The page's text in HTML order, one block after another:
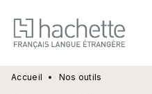
MENU
PIED DE PAGE
Accueil • Nos outils